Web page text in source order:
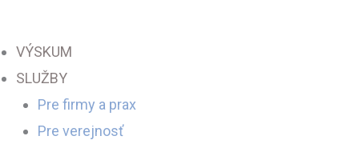
VÝSKUM
SLUŽBY
Pre firmy a prax
Pre verejnosť